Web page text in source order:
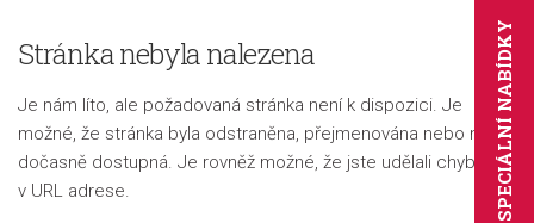
SPECIÁLNÍ NABÍDKY
Stránka nebyla nalezena
Je nám líto, ale požadovaná stránka není k dispozici. Je
možné, že stránka byla odstraněna, přejmenována nebo není
dočasně dostupná. Je rovněž možné, že jste udělali chybu
v URL adrese.